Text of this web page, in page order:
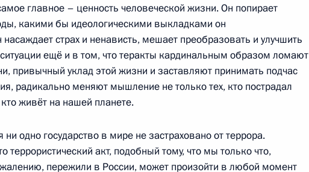
понедельник
о совещании по основным вопросам
Москва
и Александр Бастрыкин доложили
теракта в Домодедово
главное – ценность человеческой жизни. Он попирает
какими бы идеологическими выкладками он
страх и ненависть, мешает преобразовать и улучшить
ещё и в том, что теракты кардинальным образом ломают
привычный уклад этой жизни и заставляют принимать подчас
радикально меняют мышление не только тех, кто пострадал
живёт на нашей планете.
одно государство в мире не застраховано от террора.
террористический акт, подобный тому, что мы только что,
пережили в России, может произойти в любой момент